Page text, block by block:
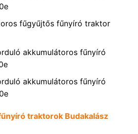
fűgyűjtős fűnyíró traktor
akkumulátoros fűnyíró
akkumulátoros fűnyíró
traktorok Budakalász